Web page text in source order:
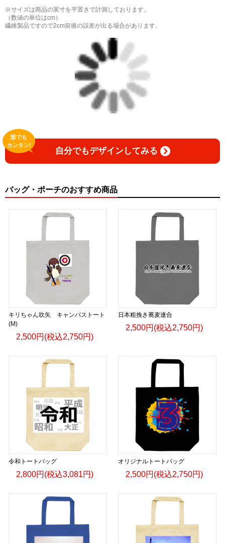
※サイズは商品の実寸を平置きで計測しております。
（数値の単位はcm）
繊維製品ですので2cm前後の誤差が出る場合があります。
自分でもデザインしてみる
誰でも
カンタン!
バッグ・ポーチのおすすめ商品
キリちゃん吹矢 キャンパストート
(M)
2,500円(税込2,750円)
日本粗挽き蕎麦連合
2,500円(税込2,750円)
令和トートバッグ
2,800円(税込3,081円)
オリジナルトートバッグ
2,500円(税込2,750円)